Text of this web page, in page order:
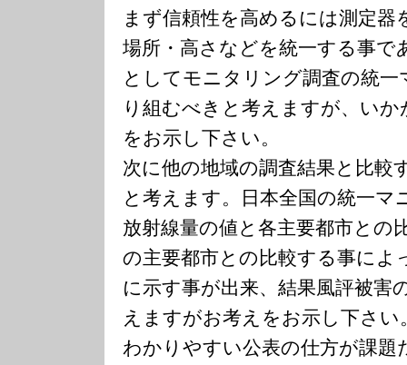
まず信頼性を高めるには測定器
場所・高さなどを統一する事で
としてモニタリング調査の統
り組むべきと考えますが、い
をお示し下さい。
次に他の地域の調査結果と比較
と考えます。日本全国の統一マ
放射線量の値と各主要都市との
の主要都市との比較する事によ
に示す事が出来、結果風評被害
えますがお考えをお示し下さい
わかりやすい公表の仕方が課題